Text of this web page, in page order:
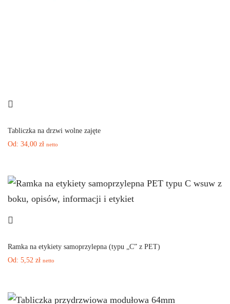
Tabliczka na drzwi wolne zajęte
Od: 34,00 zł netto
Ramka na etykiety samoprzylepna (typu „C” z PET)
Od: 5,52 zł netto